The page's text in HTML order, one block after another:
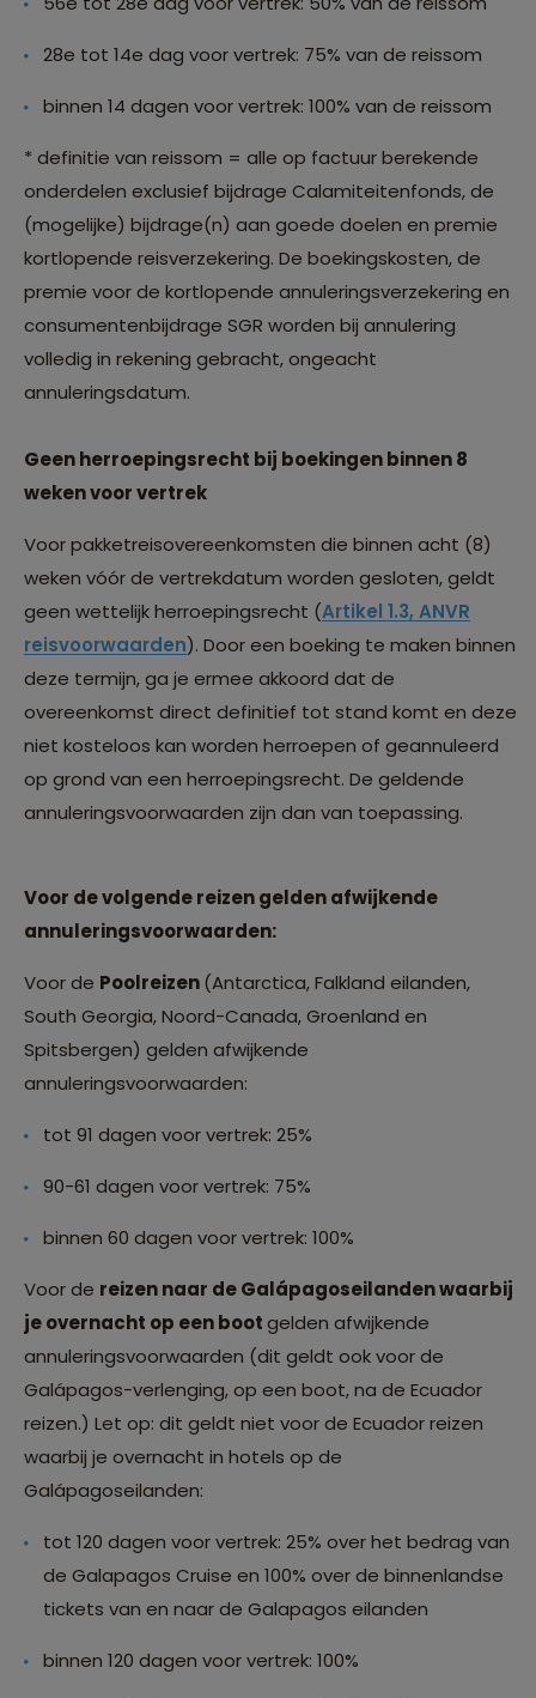
28e tot 14e dag voor vertrek: 75% van de reissom
binnen 14 dagen voor vertrek: 100% van de reissom
* definitie van reissom = alle op factuur berekende
onderdelen exclusief bijdrage Calamiteitenfonds, de
(mogelijke) bijdrage(n) aan goede doelen en premie
kortlopende reisverzekering. De boekingskosten, de
premie voor de kortlopende annuleringsverzekering en
consumentenbijdrage SGR worden bij annulering
volledig in rekening gebracht, ongeacht
annuleringsdatum.
Geen herroepingsrecht bij boekingen binnen 8
weken voor vertrek
Voor pakketreisovereenkomsten die binnen acht (8)
weken vóór de vertrekdatum worden gesloten, geldt
geen wettelijk herroepingsrecht (Artikel 1.3, ANVR
reisvoorwaarden). Door een boeking te maken binnen
deze termijn, ga je ermee akkoord dat de
overeenkomst direct definitief tot stand komt en deze
niet kosteloos kan worden herroepen of geannuleerd
op grond van een herroepingsrecht. De geldende
annuleringsvoorwaarden zijn dan van toepassing.
Voor de volgende reizen gelden afwijkende
annuleringsvoorwaarden:
Voor de Poolreizen(Antarctica, Falkland eilanden,
South Georgia, Noord-Canada, Groenland en
Spitsbergen) gelden afwijkende
annuleringsvoorwaarden:
tot 91 dagen voor vertrek: 25%
90-61 dagen voor vertrek: 75%
binnen 60 dagen voor vertrek: 100%
Voor de reizen naar de Galápagoseilanden waarbij
je overnacht op een bootgelden afwijkende
annuleringsvoorwaarden (dit geldt ook voor de
Galápagos-verlenging, op een boot, na de Ecuador
reizen.) Let op: dit geldt niet voor de Ecuador reizen
waarbij je overnacht in hotels op de
Galápagoseilanden:
tot 120 dagen voor vertrek: 25% over het bedrag van
de Galapagos Cruise en 100% over de binnenlandse
tickets van en naar de Galapagos eilanden
binnen 120 dagen voor vertrek: 100%